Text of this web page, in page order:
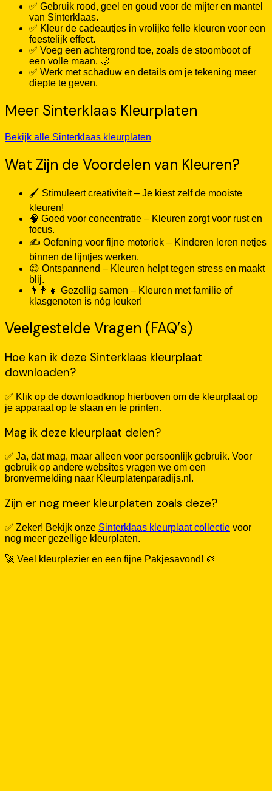
✅ Gebruik rood, geel en goud voor de mijter en mantel
van Sinterklaas.
✅ Kleur de cadeautjes in vrolijke felle kleuren voor een
feestelijk effect.
✅ Voeg een achtergrond toe, zoals de stoomboot of
een volle maan. 🌙
✅ Werk met schaduw en details om je tekening meer
diepte te geven.
Meer Sinterklaas Kleurplaten
Bekijk alle Sinterklaas kleurplaten
Wat Zijn de Voordelen van Kleuren?
🖌️ Stimuleert creativiteit – Je kiest zelf de mooiste
kleuren!
🧠 Goed voor concentratie – Kleuren zorgt voor rust en
focus.
✍️ Oefening voor fijne motoriek – Kinderen leren netjes
binnen de lijntjes werken.
😊 Ontspannend – Kleuren helpt tegen stress en maakt
blij.
👨‍👩‍👧 Gezellig samen – Kleuren met familie of
klasgenoten is nóg leuker!
Veelgestelde Vragen (FAQ’s)
Hoe kan ik deze Sinterklaas kleurplaat
downloaden?
✅ Klik op de downloadknop hierboven om de kleurplaat op
je apparaat op te slaan en te printen.
Mag ik deze kleurplaat delen?
✅ Ja, dat mag, maar alleen voor persoonlijk gebruik. Voor
gebruik op andere websites vragen we om een
bronvermelding naar Kleurplatenparadijs.nl.
Zijn er nog meer kleurplaten zoals deze?
✅ Zeker! Bekijk onze Sinterklaas kleurplaat collectie voor
nog meer gezellige kleurplaten.
🚀 Veel kleurplezier en een fijne Pakjesavond! 🎨